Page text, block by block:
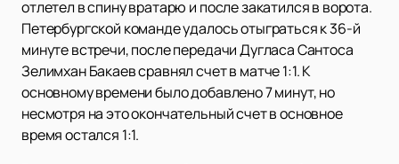
отлетел в спину вратарю и после закатился в ворота.
Петербургской команде удалось отыграться к 36-й
минуте встречи, после передачи Дугласа Сантоса
Зелимхан Бакаев сравнял счет в матче 1:1. К
основному времени было добавлено 7 минут, но
несмотря на это окончательный счет в основное
время остался 1:1.